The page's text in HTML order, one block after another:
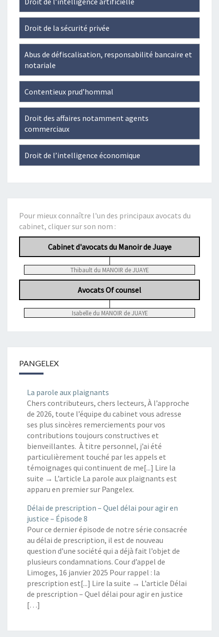
profile
on
Facebook
Droit de la sécurité privée
Abus de défiscalisation, responsabilité bancaire et
notariale
Contentieux prud’hommal
Droit des affaires notamment agents
commerciaux
Droit de l’intelligence économique
Pour mieux connaître l'un des principaux avocats du
cabinet, cliquer sur son nom :
Cabinet d'avocats du Manoir de Juaye
Thibault du MANOIR de JUAYE
Avocats Of counsel
Isabelle du MANOIR de JUAYE
PANGELEX
La parole aux plaignants
Chers contributeurs, chers lecteurs, À l’approche
de 2026, toute l’équipe du cabinet vous adresse
ses plus sincères remerciements pour vos
contributions toujours constructives et
bienveillantes. À titre personnel, j’ai été
particulièrement touché par les appels et
témoignages qui continuent de me[...] Lire la
suite → L’article La parole aux plaignants est
apparu en premier sur Pangelex.
Délai de prescription – Quel délai pour agir en
justice – Épisode 8
Pour ce dernier épisode de notre série consacrée
au délai de prescription, il est de nouveau
question d’une société qui a déjà fait l’objet de
plusieurs condamnations. Cour d’appel de
Limoges, 16 janvier 2025 Pour rappel : la
prescription est[...] Lire la suite → L’article Délai
de prescription – Quel délai pour agir en justice
[…]